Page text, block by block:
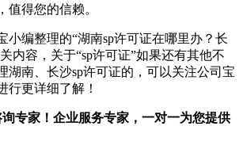
值得您的信赖。
小编整理的“湖南sp许可证在哪里办？长
内容，关于“sp许可证”如果还有其他不
湖南、长沙sp许可证的，可以关注公司宝
行更详细了解！
专家！企业服务专家，一对一为您提供